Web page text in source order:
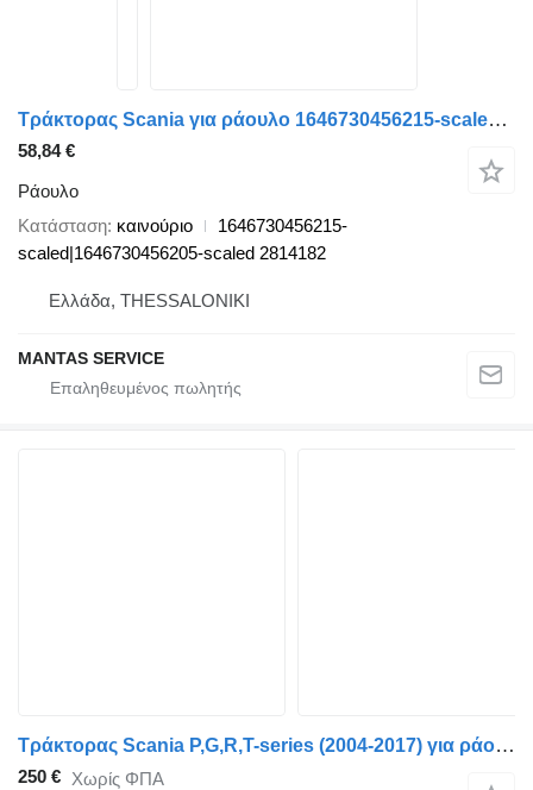
Τράκτορας Scania για ράουλο 1646730456215-scaled|1646730456205-scaled
58,84 €
Ράουλο
Κατάσταση καινούριο
1646730456215-
scaled|1646730456205-scaled 2814182
Ελλάδα, THESSALONIKI
MANTAS SERVICE
Τράκτορας Scania P,G,R,T-series (2004-2017) για ράουλο Scania G-Series (01.09-) 1891691
250 € Χωρίς ΦΠΑ